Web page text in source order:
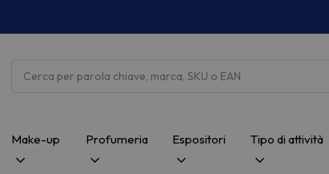
Make-up Profumeria Espositori Tipo di attività